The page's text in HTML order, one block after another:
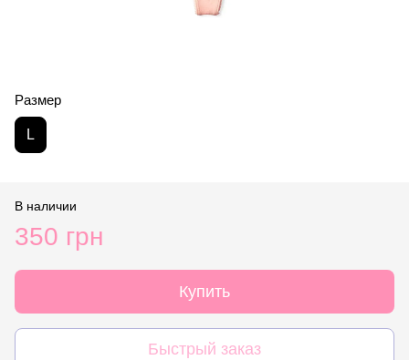
Размер
L
В наличии
350 грн
Купить
Быстрый заказ